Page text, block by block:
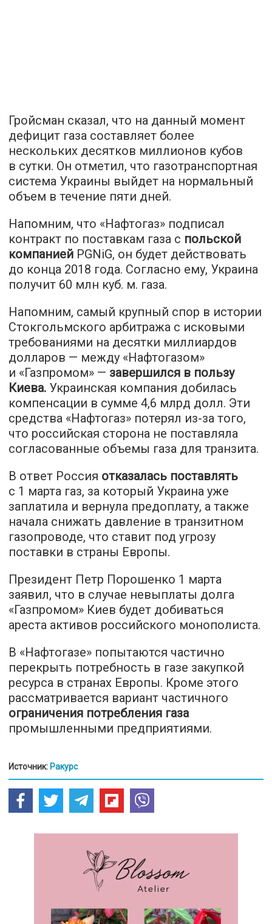
Гройсман сказал, что на данный момент
дефицит газа составляет более
нескольких десятков миллионов кубов
в сутки. Он отметил, что газотранспортная
система Украины выйдет на нормальный
объем в течение пяти дней.
Напомним, что «Нафтогаз» подписал
контракт по поставкам газа с польской
компанией PGNiG, он будет действовать
до конца 2018 года. Согласно ему, Украина
получит 60 млн куб. м. газа.
Напомним, самый крупный спор в истории
Стокгольмского арбитража с исковыми
требованиями на десятки миллиардов
долларов — между «Нафтогазом»
и «Газпромом» — завершился в пользу
Киева. Украинская компания добилась
компенсации в сумме 4,6 млрд долл. Эти
средства «Нафтогаз» потерял из-за того,
что российская сторона не поставляла
согласованные объемы газа для транзита.
В ответ Россия отказалась поставлять
с 1 марта газ, за который Украина уже
заплатила и вернула предоплату, а также
начала снижать давление в транзитном
газопроводе, что ставит под угрозу
поставки в страны Европы.
Президент Петр Порошенко 1 марта
заявил, что в случае невыплаты долга
«Газпромом» Киев будет добиваться
ареста активов российского монополиста.
В «Нафтогазе» попытаются частично
перекрыть потребность в газе закупкой
ресурса в странах Европы. Кроме этого
рассматривается вариант частичного
ограничения потребления газа
промышленными предприятиями.
Источник: Ракурс